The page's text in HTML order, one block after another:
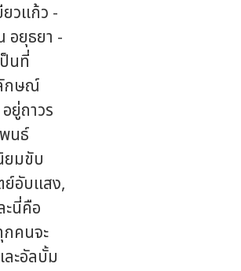
วแก้ว -
อยุธยา -
นที่
กษณ์
ยู่ถาวร
นธ์
ยมขับ
ย์อับแสง,
นี่คือ
กคนจะ
ะอัลบั้ม